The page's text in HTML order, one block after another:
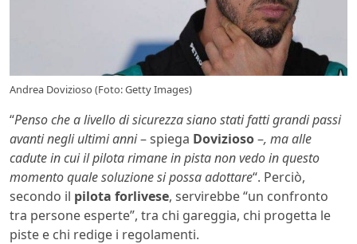
Andrea Dovizioso (Foto: Getty Images)
“Penso che a livello di sicurezza siano stati fatti grandi passi
avanti negli ultimi anni– spiega Dovizioso–, ma alle
cadute in cui il pilota rimane in pista non vedo in questo
momento quale soluzione si possa adottare“. Perciò,
secondo il pilota forlivese, servirebbe “un confronto
tra persone esperte”, tra chi gareggia, chi progetta le
piste e chi redige i regolamenti.